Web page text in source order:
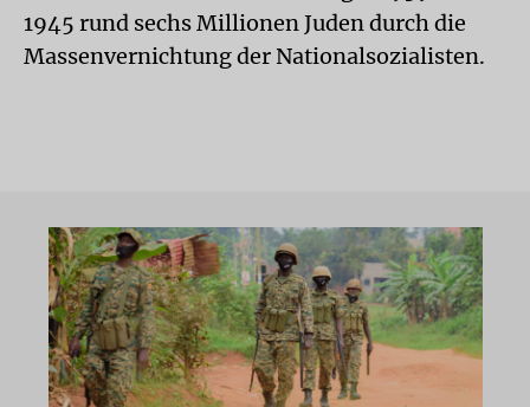
1945 rund sechs Millionen Juden durch die
Massenvernichtung der Nationalsozialisten.